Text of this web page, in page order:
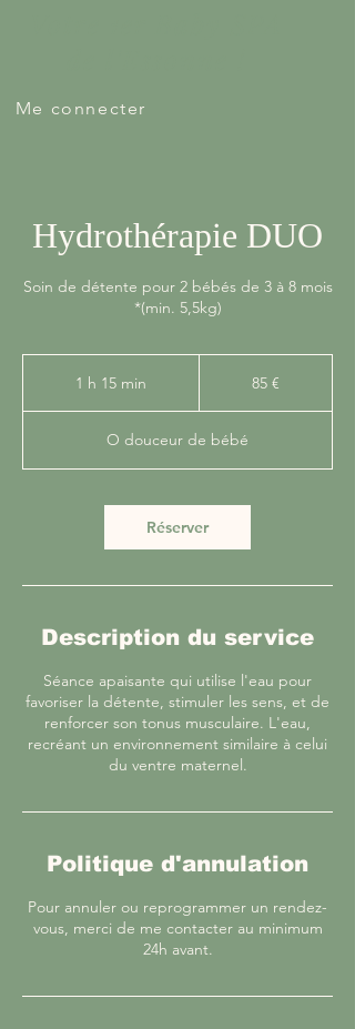
Me connecter
Hydrothérapie DUO
Soin de détente pour 2 bébés de 3 à 8 mois
*(min. 5,5kg)
1 h 15 min
m
i
85 €
O douceur de bébé
Réserver
Description du service
Séance apaisante qui utilise l'eau pour
favoriser la détente, stimuler les sens, et de
renforcer son tonus musculaire. L'eau,
recréant un environnement similaire à celui
du ventre maternel.
Politique d'annulation
Pour annuler ou reprogrammer un rendez-
vous, merci de me contacter au minimum
24h avant.